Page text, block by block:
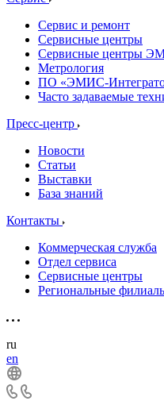
Сервис и ремонт
Сервисные центры
Сервисные центры
Метрология
ПО «ЭМИС-
Часто задаваемые
Пресс-центр
Новости
Статьи
Выставки
База знаний
Контакты
Коммерческая служба
Отдел сервиса
Сервисные центры
Региональные
ru
en